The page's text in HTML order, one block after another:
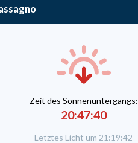
Zeit des Sonnenuntergangs:
20:47:40
Letztes Licht um 21:19:42